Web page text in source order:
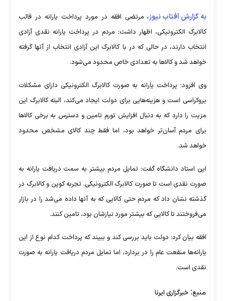
به گزارش آفتاب نیوز، مرتضی افقه در مورد پرداخت یارانه در قالب
کالابرگ الکترونیکی، اظهار داشت: مردم در پرداخت یارانه نقدی آزادی
انتخاب دارند، در حالی که در با کالابرگ این آزادی انتخاب از آنها گرفته
خواهد شد و کالاها به تعدادی خاص محدود می‌شود.
وی افزود: پرداخت یارانه به صورت کالابرگ الکترونیکی دارای مشکلات
بروکراسی است و هزینه‌هایی برای دولت ایجاد می‌کند، البته کالابرگ این
مزیت را دارد که به دنبال افزایش تورم تامین و دسترس به برخی کالاها
برای مردم آسان‌تر خواهد بود، اما فقط چند کالای مشخص محدود
خواهد شد.
این استاد دانشگاه گفت: تمایل مردم بیشتر به سمت دریافت یارانه به
صورت نقدی است تا صورت کالابرگ الکترونیکی. تجربه کوپن و کالابرگ در
گذشته نشان داد که مردم حتی کالایی که به آنها داده می‌شد را در بازار
می‌فروختند تا کالایی که بیشتر مورد نیازشان بود، تامین کنند.
افقه بیان کرد: دولت باید بررسی کند و ببیند که پرداخت کدام نوع از این
یارانه‌ها منفعت عام را در بردارد، اما تمایل مردم دریافت یارانه به صورت
نقدی است.
منبع: خبرگزاری ایرنا